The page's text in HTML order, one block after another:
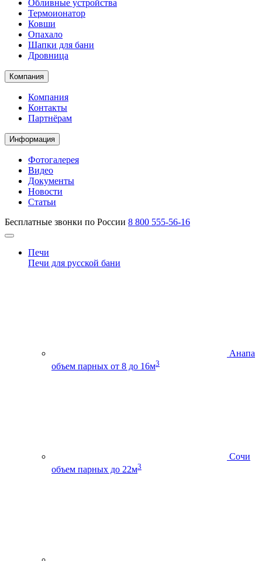
Обливные устройства
Термоионатор
Ковши
Опахало
Шапки для бани
Дровница
Компания
Компания
Контакты
Партнёрам
Информация
Фотогалерея
Видео
Документы
Новости
Статьи
Бесплатные звонки по России 8 800 555-56-16
Печи
Печи для русской бани
Анапа
объем парных от 8 до 16м3
Сочи
объем парных до 22м3